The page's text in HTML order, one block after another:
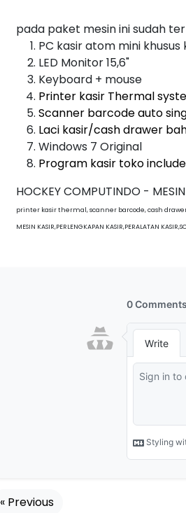
pada paket mesin ini sudah
PC kasir atom mini khusus
LED Monitor 15,6"
Keyboard + mouse
Printer kasir Thermal
Scanner barcode auto
Laci kasir/cash drawer
Windows 7 Original
Program kasir toko
HOCKEY COMPUTINDO -
printer kasir thermal, scanner barcode, cash
MESIN KASIR,PERLENGKAPAN KASIR,PERALATAN
« Previous